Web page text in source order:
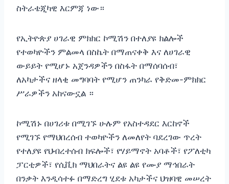
ስትራቴጂካዊ እርምጃ ነው።
የኢትዮጵያ ሀገራዊ ምክክር ኮሚሽን በተለያዩ ክልሎች
የተወካዮችን ምልመላ በስኬት በማጠናቀቅ እና ለሀገራዊ
ውይይት የሚሆኑ አጀንዳዎችን በስፋት በማሰባሰብ፣
ለአካታችና ዘላቂ መግባባት የሚሆን ጠንካራ የቅድመ-ምክክር
ሥራዎችን አከናውኗል ።
ኮሚሽኑ በሀገሪቱ በሚገኙ ሁሉም የአስተዳደር እርከኖች
የሚገኙ የማህበረሰብ ተወካዮችን ለመለየት ባደረገው ጥረት
የተለያዩ የህብረተሰብ ክፍሎች፣ የሃይማኖት አባቶች፣ የፖለቲካ
ፓርቲዎች፣ የሲቪክ ማህበራትና ልዩ ልዩ የሙያ ማኅበራት
በንቃት እንዲሳተፉ በማድረግ ሂደቱ አካታችና ህዝባዊ መሠረት